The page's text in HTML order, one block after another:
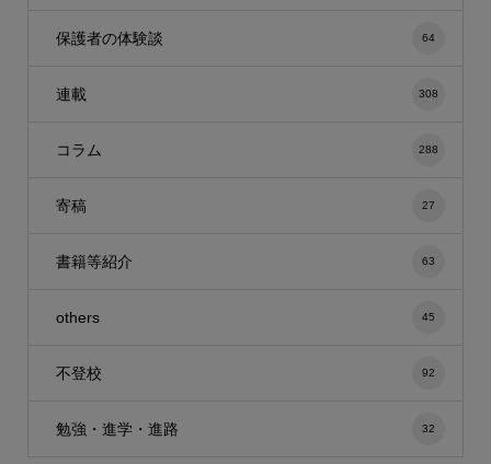
保護者の体験談 64
連載 308
コラム 288
寄稿 27
書籍等紹介 63
others 45
不登校 92
勉強・進学・進路 32